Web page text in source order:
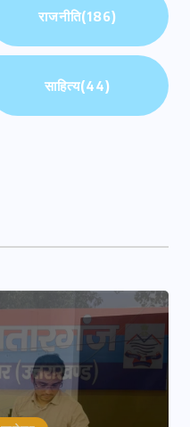
राजनीति(186)
साहित्य(44)